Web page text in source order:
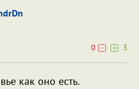
0
3
как оно есть.